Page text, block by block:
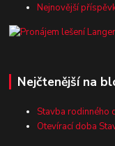
Nejnovější
Nejčtenější na
Stavba rodinného
Otevírací doba